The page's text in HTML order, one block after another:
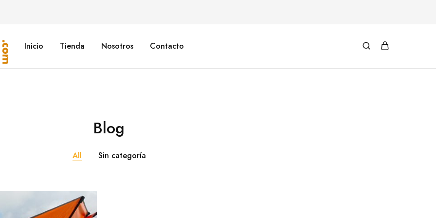
Inicio Tienda Nosotros Contacto
Blog
All Sin categoría